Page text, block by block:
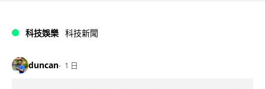
科技娛樂 科技新聞
duncan 1 日